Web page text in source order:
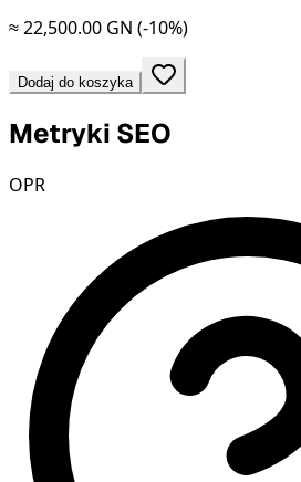
≈ 22,500.00 GN (-10%)
Dodaj do koszyka
Metryki SEO
OPR